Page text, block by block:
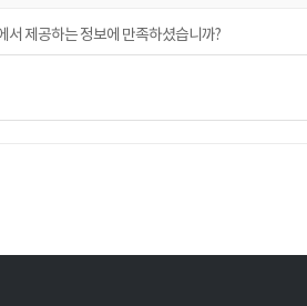
서 제공하는 정보에 만족하셨습니까?